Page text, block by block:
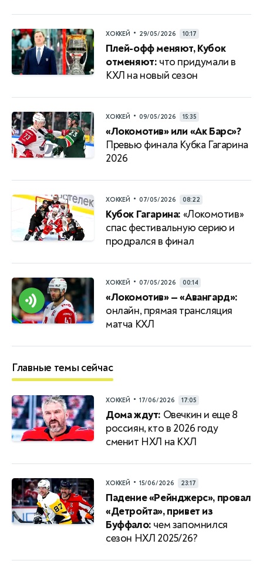
ХОККЕЙ • 29/05/2026 10:17
Плей-офф меняют, Кубок
отменяют: что придумали в
КХЛ на новый сезон
ХОККЕЙ • 09/05/2026 15:35
«Локомотив» или «Ак Барс»?
Превью финала Кубка Гагарина
2026
ХОККЕЙ • 07/05/2026 08:22
Кубок Гагарина: «Локомотив»
спас фестивальную серию и
продрался в финал
ХОККЕЙ • 07/05/2026 00:14
«Локомотив» — «Авангард»:
онлайн, прямая трансляция
матча КХЛ
Главные темы сейчас
ХОККЕЙ • 17/06/2026 17:05
Дома ждут: Овечкин и еще 8
россиян, кто в 2026 году
сменит НХЛ на КХЛ
ХОККЕЙ • 15/06/2026 23:17
Падение «Рейнджерс», провал
«Детройта», привет из
Буффало: чем запомнился
сезон НХЛ 2025/26?